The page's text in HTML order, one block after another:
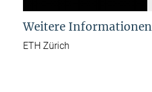
Weitere Informationen
ETH Zürich